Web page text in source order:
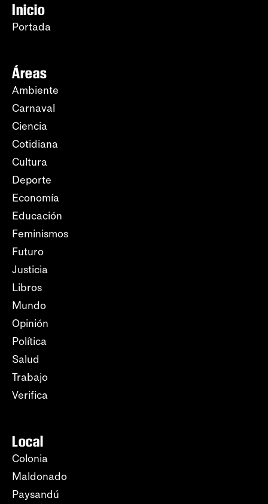
Inicio
Portada
Áreas
Ambiente
Carnaval
Ciencia
Cotidiana
Cultura
Deporte
Economía
Educación
Feminismos
Futuro
Justicia
Libros
Mundo
Opinión
Política
Salud
Trabajo
Verifica
Local
Colonia
Maldonado
Paysandú